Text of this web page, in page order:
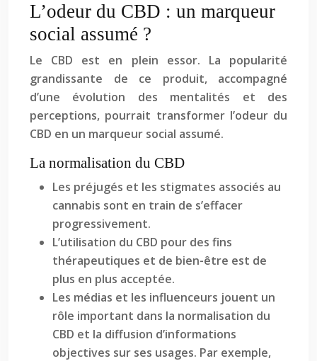
L’odeur du CBD : un marqueur
social assumé ?
Le CBD est en plein essor. La popularité
grandissante de ce produit, accompagné
d’une évolution des mentalités et des
perceptions, pourrait transformer l’odeur du
CBD en un marqueur social assumé.
La normalisation du CBD
Les préjugés et les stigmates associés au
cannabis sont en train de s’effacer
progressivement.
L’utilisation du CBD pour des fins
thérapeutiques et de bien-être est de
plus en plus acceptée.
Les médias et les influenceurs jouent un
rôle important dans la normalisation du
CBD et la diffusion d’informations
objectives sur ses usages. Par exemple,